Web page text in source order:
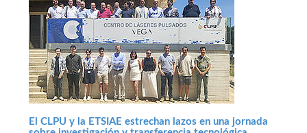
El CLPU y la ETSIAE estrechan lazos en una jornada